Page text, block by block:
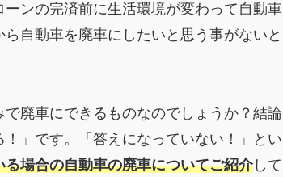
ンの完済前に生活環境が変わって自動車
自動車を廃車にしたいと思う事がないと
廃車にできるものなのでしょうか？結論
」です。「答えになっていない！」とい
る場合の自動車の廃車についてご紹介して